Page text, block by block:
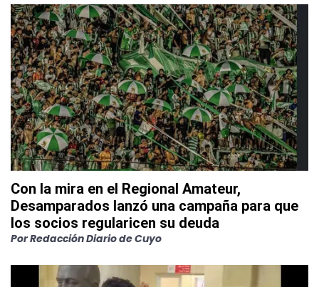
Con la mira en el Regional Amateur,
Desamparados lanzó una campaña para que
los socios regularicen su deuda
PorRedacción Diario de Cuyo